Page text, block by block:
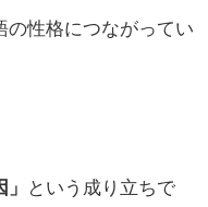
の性格につながってい
という成り立ちで